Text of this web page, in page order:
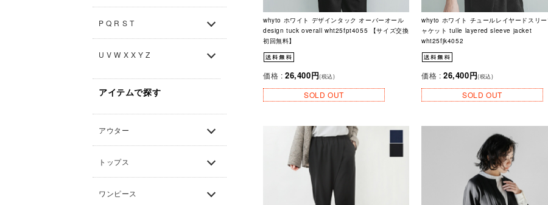
P Q R S T
U V W X X Y Z
アイテムで探す
アウター
トップス
ワンピース
whyto ホワイト デザインタック オーバーオール
design tuck overall wht25fpt4055 【サイズ交換
初回無料】
価格 : 26,400円(税込)
SOLD OUT
whyto ホワイト チュールレイヤードスリー
ャケット tulle layered sleeve jacket
wht25fjk4052
価格 : 26,400円(税込)
SOLD OUT